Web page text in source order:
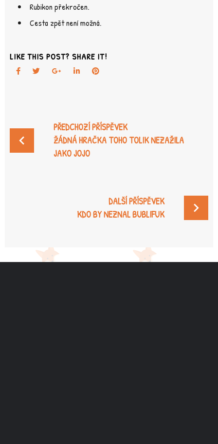
Rubikon překročen.
Cesta zpět není možná.
LIKE THIS POST? SHARE IT!
PRO
PŘÍSPĚVEK
PŘEDCHOZÍ PŘÍSPĚVEK
ŽÁDNÁ HRAČKA TOHO TOLIK NEZAŽILA
JAKO JOJO
DALŠÍ PŘÍSPĚVEK
KDO BY NEZNAL BUBLIFUK